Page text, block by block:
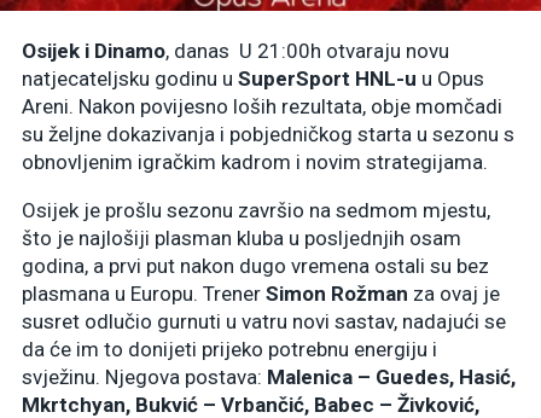
Osijek i Dinamo, danas U 21:00h otvaraju novu
natjecateljsku godinu u SuperSport HNL-u u Opus
Areni. Nakon povijesno loših rezultata, obje momčadi
su željne dokazivanja i pobjedničkog starta u sezonu s
obnovljenim igračkim kadrom i novim strategijama.
Osijek je prošlu sezonu završio na sedmom mjestu,
što je najlošiji plasman kluba u posljednjih osam
godina, a prvi put nakon dugo vremena ostali su bez
plasmana u Europu. Trener Simon Rožman za ovaj je
susret odlučio gurnuti u vatru novi sastav, nadajući se
da će im to donijeti prijeko potrebnu energiju i
svježinu. Njegova postava: Malenica – Guedes, Hasić,
Mkrtchyan, Bukvić – Vrbančić, Babec – Živković,